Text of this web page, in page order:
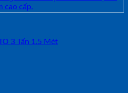
3 Tấn 1.5 Mét